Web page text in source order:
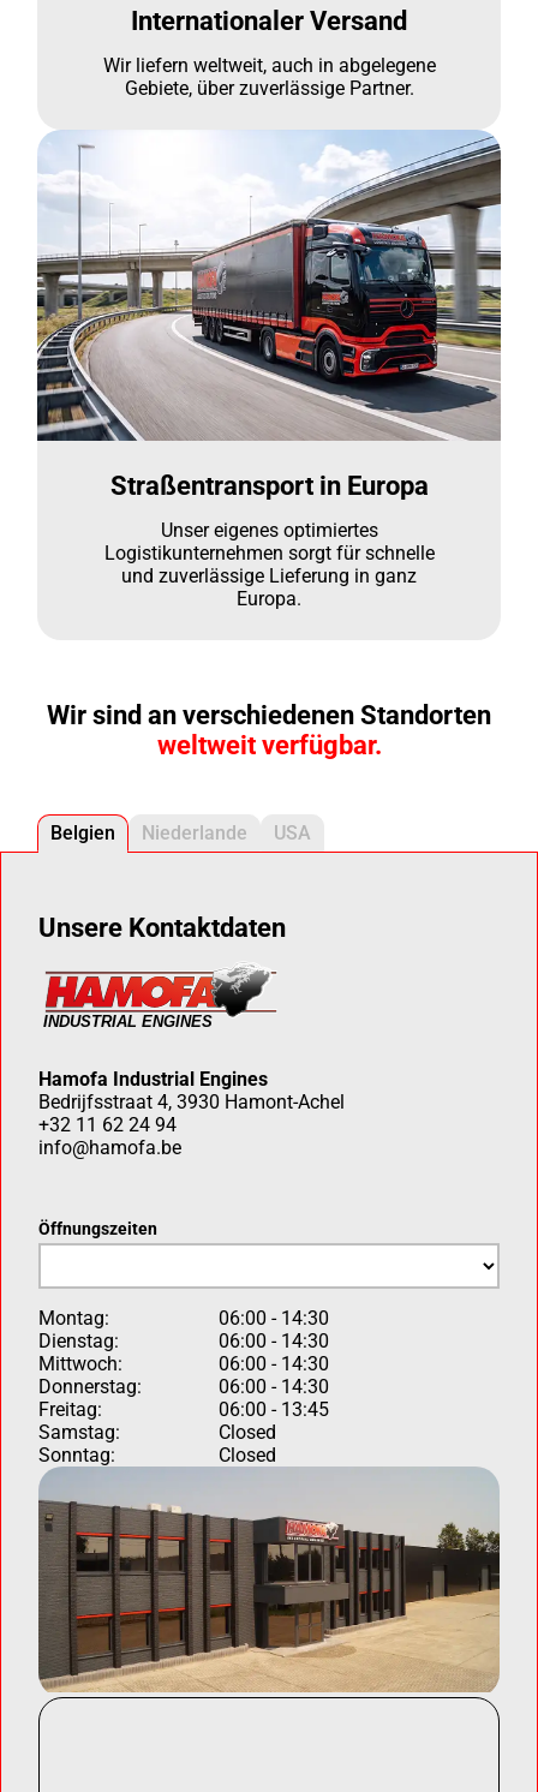
Internationaler Versand
Wir liefern weltweit, auch in abgelegene
Gebiete, über zuverlässige Partner.
Straßentransport in Europa
Unser eigenes optimiertes
Logistikunternehmen sorgt für schnelle
und zuverlässige Lieferung in ganz
Europa.
Wir sind an verschiedenen Standorten
weltweit verfügbar.
Belgien Niederlande USA
Unsere Kontaktdaten
Hamofa Industrial Engines
Bedrijfsstraat 4, 3930 Hamont-Achel
+32 11 62 24 94
info@hamofa.be
Öffnungszeiten
Montag:
06:00 - 14:30
Dienstag:
06:00 - 14:30
Mittwoch:
06:00 - 14:30
Donnerstag:
06:00 - 14:30
Freitag:
06:00 - 13:45
Samstag:
Closed
Sonntag:
Closed